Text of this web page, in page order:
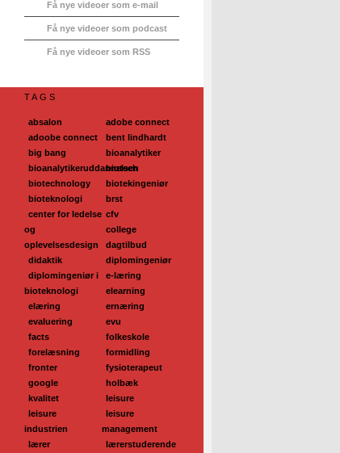
Få nye videoer som e-mail
Få nye videoer som podcast
Få nye videoer som RSS
TAGS
absalon
adobe connect
adoobe connect
bent lindhardt
big bang
bioanalytiker
bioanalytikeruddannelsen
biotech
biotechnology
biotekingeniør
bioteknologi
brst
center for ledelse
og
oplevelsesdesign
cfv
college
dagtilbud
didaktik
diplomingeniør
diplomingeniør i
bioteknologi
e-læring
elearning
elæring
ernæring
evaluering
evu
facts
folkeskole
forelæsning
formidling
fronter
fysioterapeut
google
holbæk
kvalitet
leisure
leisure
industrien
leisure
management
lærer
lærerstuderende